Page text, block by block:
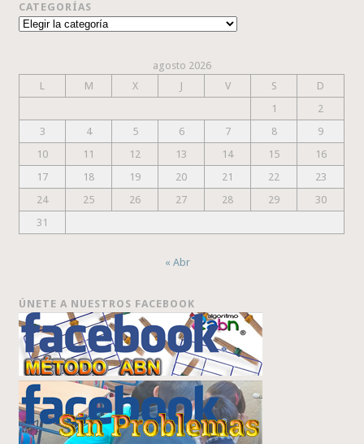
CATEGORÍAS
Categorías
agosto 2026
L
M X J V S
D
1
2
3
4 5 6 7 8
9
10
11 12 13 14 15
16
17
18 19 20 21 22
23
24
25 26 27 28 29
30
31
« Abr
ÚNETE A NUESTROS FACEBOOK